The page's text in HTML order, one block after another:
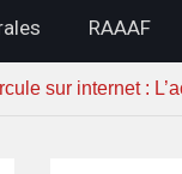
RAAAF
sur internet :